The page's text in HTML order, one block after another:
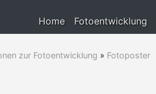
Home Fotoentwicklung
zur Fotoentwicklung » Fotoposter